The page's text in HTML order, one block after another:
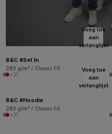
Voeg toe
aan
verlanglijst
B&C #Set In
280 g/m² / Classic Fit
+31
Voeg toe
aan
verlanglijst
B&C #Hoodie
280 g/m² / Classic Fit
+31